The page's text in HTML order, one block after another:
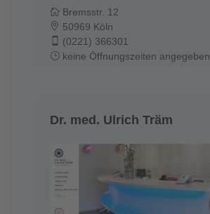
Bremsstr. 12
50969 Köln
(0221) 366301
keine Öffnungszeiten angegeben
Dr. med. Ulrich Träm